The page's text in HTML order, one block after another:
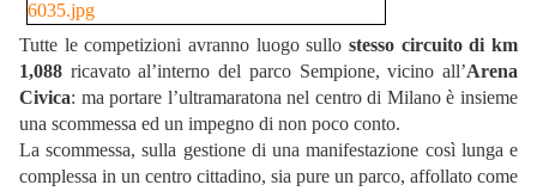
Tutte le competizioni avranno luogo sullo stesso circuito di km
1,088 ricavato al’interno del parco Sempione, vicino all’Arena
Civica: ma portare l’ultramaratona nel centro di Milano è insieme
una scommessa ed un impegno di non poco conto.
La scommessa, sulla gestione di una manifestazione così lunga e
complessa in un centro cittadino, sia pure un parco, affollato come